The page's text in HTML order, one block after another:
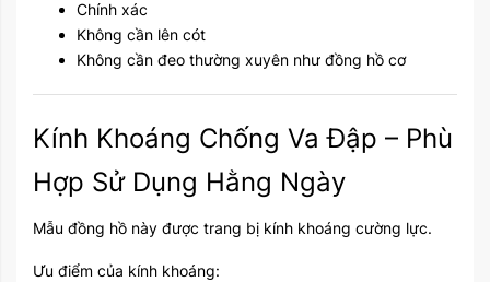
Chính xác
Không cần lên cót
Không cần đeo thường xuyên như đồng hồ cơ
Kính Khoáng Chống Va Đập – Phù
Hợp Sử Dụng Hằng Ngày
Mẫu đồng hồ này được trang bị kính khoáng cường lực.
Ưu điểm của kính khoáng: